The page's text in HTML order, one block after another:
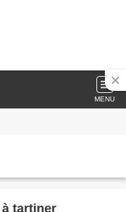
MENU
tartiner